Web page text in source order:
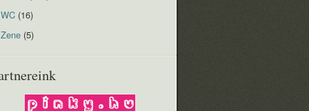
WC (16)
Zene (5)